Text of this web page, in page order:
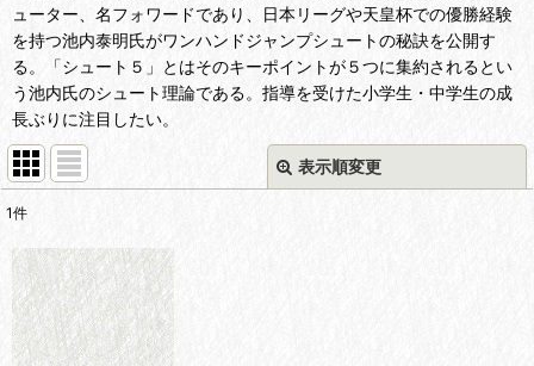
ューター、名フォワードであり、日本リーグや天皇杯での優勝経験
を持つ池内泰明氏がワンハンドジャンプシュートの秘訣を公開す
る。「シュート５」とはそのキーポイントが５つに集約されるとい
う池内氏のシュート理論である。指導を受けた小学生・中学生の成
長ぶりに注目したい。
表示順変更
並び順:
1件